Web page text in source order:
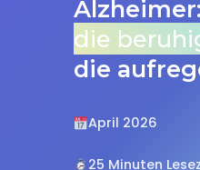
die
die
April 2026
25 Minuten